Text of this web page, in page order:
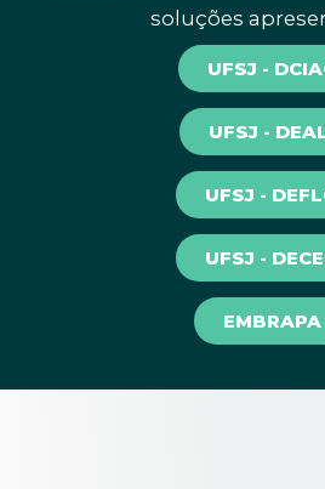
soluções
UFSJ -
UFSJ -
UFSJ -
UFSJ -
EMBRAPA